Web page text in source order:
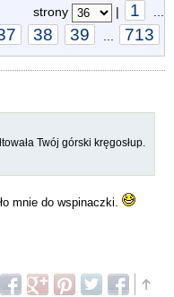
strony
| 1
38 39 713
Twój górski kręgosłup.
mnie do wspinaczki.